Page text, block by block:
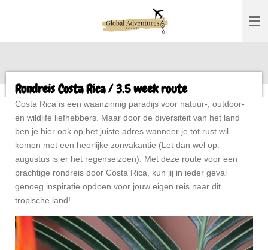
Rondreis Costa Rica / 3.5 week route
Costa Rica is een waanzinnig paradijs voor natuur-, outdoor-
en wildlife liefhebbers. Maar door de diversiteit van het land
ben je hier ook op het juiste adres wanneer je tot rust wil
komen met een heerlijke zonvakantie (Let dan wel op:
augustus is er het regenseizoen). Met deze route voor een
prachtige rondreis door Costa Rica, kun jij in ieder geval
genoeg inspiratie opdoen voor jouw eigen reis naar dit
tropische land!